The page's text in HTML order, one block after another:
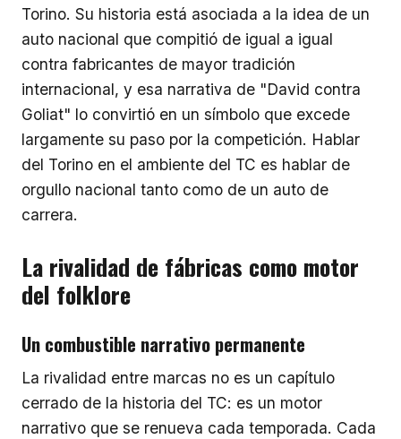
Torino. Su historia está asociada a la idea de un
auto nacional que compitió de igual a igual
contra fabricantes de mayor tradición
internacional, y esa narrativa de "David contra
Goliat" lo convirtió en un símbolo que excede
largamente su paso por la competición. Hablar
del Torino en el ambiente del TC es hablar de
orgullo nacional tanto como de un auto de
carrera.
La rivalidad de fábricas como motor
del folklore
Un combustible narrativo permanente
La rivalidad entre marcas no es un capítulo
cerrado de la historia del TC: es un motor
narrativo que se renueva cada temporada. Cada